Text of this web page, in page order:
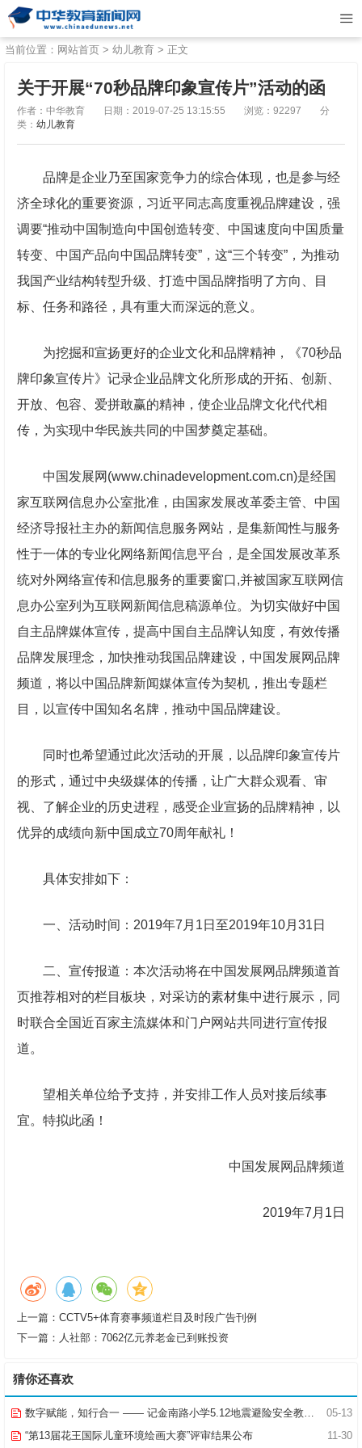
当前位置： 网站首页 > 幼儿教育 > 正文
关于开展“70秒品牌印象宣传片”活动的函
作者：中华教育 日期：2019-07-25 13:15:55 浏览：92297
分
类： 幼儿教育
品牌是企业乃至国家竞争力的综合体现，也是参与经
济全球化的重要资源，习近平同志高度重视品牌建设，强
调要“推动中国制造向中国创造转变、中国速度向中国质量
转变、中国产品向中国品牌转变”，这“三个转变”，为推动
我国产业结构转型升级、打造中国品牌指明了方向、目
标、任务和路径，具有重大而深远的意义。
为挖掘和宣扬更好的企业文化和品牌精神，
《70秒品
牌印象宣传片》记录企业品牌文化所形成的开拓、创新、
开放、包容、爱拼敢赢的精神，使企业品牌文化代代相
传，为实现中华民族共同的中国梦奠定基础。
中国发展网(www.chinadevelopment.com.cn)是经国
家互联网信息办公室批准，由国家发展改革委主管、中国
经济导报社主办的新闻信息服务网站，是集新闻性与服务
性于一体的专业化网络新闻信息平台，是全国发展改革系
统对外网络宣传和信息服务的重要窗口,并被国家互联网信
息办公室列为互联网新闻信息稿源单位。 为切实做好中国
自主品牌媒体宣传，提高中国自主品牌认知度，有效传播
品牌发展理念，加快推动我国品牌建设，中国发展网品牌
频道，将以中国品牌新闻媒体宣传为契机，推出专题栏
目，以宣传中国知名名牌，推动中国品牌建设。
同时也希望通过此次活动的开展， 以品牌印象宣传片
的形式，通过中央级媒体的传播，让广大群众观看、审
视、了解企业的历史进程，感受企业宣扬的品牌精神 ，以
优异的成绩向新中国成立70周年献礼！
具体安排如下：
一、活动时间：2019年7月1日至2019年10月31日
二、宣传报道：本次活动将在中国发展网品牌频道首
页推荐相对的栏目板块，对采访的素材集中进行展示，同
时联合全国近百家主流媒体和门户网站共同进行宣传报
道。
望相关单位给予支持，并安排工作人员对接后续事
宜。特拟此函！
中国发展网品牌频道
2019年7月1日
上一篇： CCTV5+体育赛事频道栏目及时段广告刊例
下一篇： 人社部：7062亿元养老金已到账投资
猜你还喜欢
05-13
数字赋能，知行合一 —— 记金南路小学5.12地震避险安全教育活动
11-30
“第13届花王国际儿童环境绘画大赛”评审结果公布